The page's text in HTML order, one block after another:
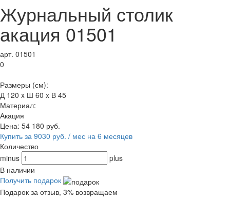
Журнальный столик
акация 01501
арт. 01501
0
Размеры (см):
Д 120 x Ш 60 x В 45
Материал:
Акация
Цена: 54 180 руб.
Купить за 9030 руб. / мес на 6 месяцев
Количество
minus
plus
В наличии
Получить подарок
Подарок за отзыв, 3% возвращаем